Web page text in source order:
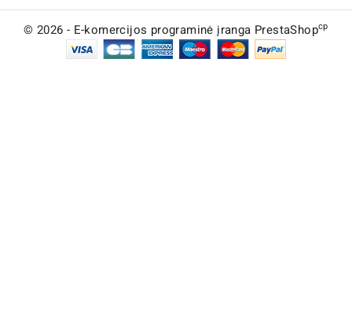
© 2026 - E-komercijos programinė įranga PrestaShopcp